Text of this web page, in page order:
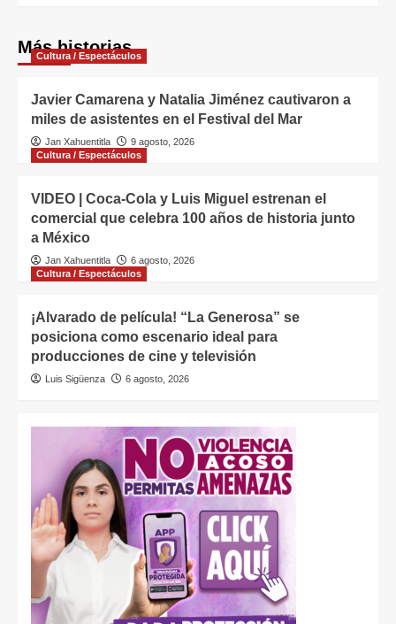
Más historias
Cultura / Espectáculos
Javier Camarena y Natalia Jiménez cautivaron a
miles de asistentes en el Festival del Mar
Jan Xahuentitla
9 agosto, 2026
Cultura / Espectáculos
VIDEO | Coca-Cola y Luis Miguel estrenan el
comercial que celebra 100 años de historia junto
a México
Jan Xahuentitla
6 agosto, 2026
Cultura / Espectáculos
¡Alvarado de película! “La Generosa” se
posiciona como escenario ideal para
producciones de cine y televisión
Luis Sigüenza 6 agosto, 2026